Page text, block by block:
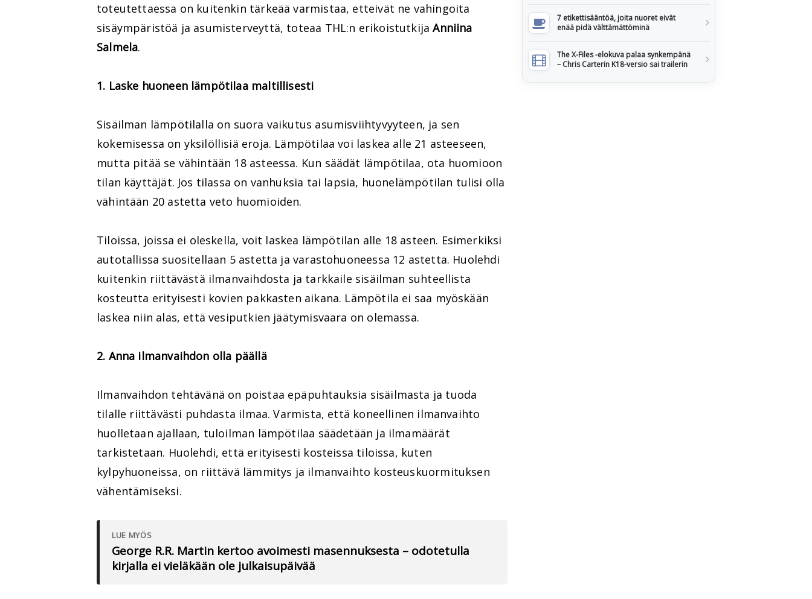
toteutettaessa on kuitenkin tärkeää varmistaa, etteivät ne vahingoita
sisäympäristöä ja asumisterveyttä, toteaa THL:n erikoistutkijaAnniina
Salmela.
1. Laske huoneen lämpötilaa maltillisesti
Sisäilman lämpötilalla on suora vaikutus asumisviihtyvyyteen, ja sen
kokemisessa on yksilöllisiä eroja. Lämpötilaa voi laskea alle 21 asteeseen,
mutta pitää se vähintään 18 asteessa. Kun säädät lämpötilaa, ota huomioon
tilan käyttäjät. Jos tilassa on vanhuksia tai lapsia, huonelämpötilan tulisi olla
vähintään 20 astetta veto huomioiden.
Tiloissa, joissa ei oleskella, voit laskea lämpötilan alle 18 asteen. Esimerkiksi
autotallissa suositellaan 5 astetta ja varastohuoneessa 12 astetta. Huolehdi
kuitenkin riittävästä ilmanvaihdosta ja tarkkaile sisäilman suhteellista
kosteutta erityisesti kovien pakkasten aikana. Lämpötila ei saa myöskään
laskea niin alas, että vesiputkien jäätymisvaara on olemassa.
2. Anna ilmanvaihdon olla päällä
Ilmanvaihdon tehtävänä on poistaa epäpuhtauksia sisäilmasta ja tuoda
tilalle riittävästi puhdasta ilmaa. Varmista, että koneellinen ilmanvaihto
huolletaan ajallaan, tuloilman lämpötilaa säädetään ja ilmamäärät
tarkistetaan. Huolehdi, että erityisesti kosteissa tiloissa, kuten
kylpyhuoneissa, on riittävä lämmitys ja ilmanvaihto kosteuskuormituksen
vähentämiseksi.
LUE MYÖS
George R.R. Martin kertoo avoimesti masennuksesta – odotetulla
kirjalla ei vieläkään ole julkaisupäivää
7 etikettisääntöä, joita nuoret eivät
enää pidä välttämättöminä
The X-Files -elokuva palaa synkempänä
– Chris Carterin K18-versio sai trailerin